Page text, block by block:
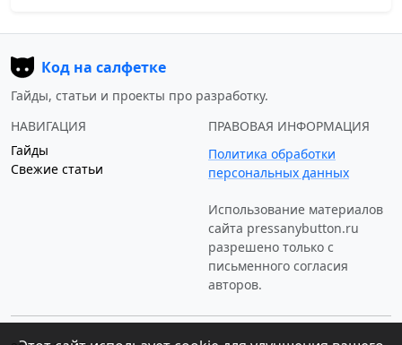
Код на салфетке
Гайды, статьи и проекты про разработку.
НАВИГАЦИЯ
Гайды
Свежие статьи
ПРАВОВАЯ ИНФОРМАЦИЯ
Политика обработки
персональных данных
Использование материалов
сайта pressanybutton.ru
разрешено только c
письменного согласия
авторов.